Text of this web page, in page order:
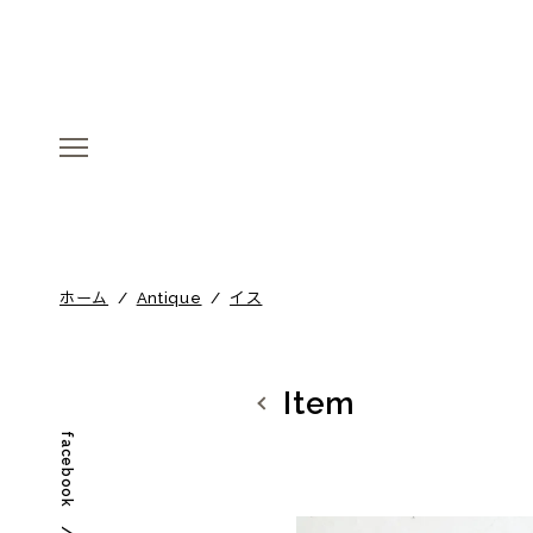
menu
menu
ホーム / Antique / イス
Item
facebook